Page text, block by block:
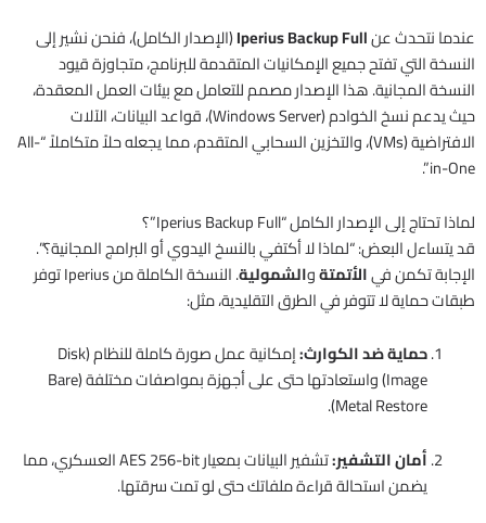
عندما نتحدث عنIperius Backup Full(الإصدار الكامل)، فنحن نشير إلى
النسخة التي تفتح جميع الإمكانيات المتقدمة للبرنامج، متجاوزة قيود
النسخة المجانية. هذا الإصدار مصمم للتعامل مع بيئات العمل المعقدة،
حيث يدعم نسخ الخوادم (Windows Server)، قواعد البيانات، الآلات
الافتراضية (VMs)، والتخزين السحابي المتقدم، مما يجعله حلاً متكاملاً “All-
in-One”.
لماذا تحتاج إلى الإصدار الكامل “Iperius Backup Full”؟
قد يتساءل البعض: “لماذا لا أكتفي بالنسخ اليدوي أو البرامج المجانية؟”.
الإجابة تكمن فيالأتمتةوالشمولية
. النسخة الكاملة من Iperius توفر
طبقات حماية لا تتوفر في الطرق التقليدية، مثل:
حماية ضد الكوارث:
إمكانية عمل صورة كاملة للنظام (Disk
Image) واستعادتها حتى على أجهزة بمواصفات مختلفة (Bare
Metal Restore).
أمان التشفير:
تشفير البيانات بمعيار AES 256-bit العسكري، مما
يضمن استحالة قراءة ملفاتك حتى لو تمت سرقتها.